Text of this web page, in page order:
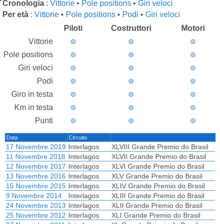
Cronologia : Vittorie • Pole positions • Giri veloci
Per età : Vittorie • Pole positions • Podi • Giri veloci
Piloti
Costruttori
Motori
Vittorie
Pole positions
Giri veloci
Podi
Giro in testa
Km in testa
Punti
Data Circuito
17 Novembre 2019 Interlagos
XLVIII Grande Premio do Brasil
11 Novembre 2018 Interlagos
XLVII Grande Premio do Brasil
12 Novembre 2017 Interlagos
XLVI Grande Premio do Brasil
13 Novembre 2016 Interlagos
XLV Grande Premio do Brasil
15 Novembre 2015 Interlagos
XLIV Grande Premio do Brasil
9 Novembre 2014
Interlagos
XLIII Grande Premio do Brasil
24 Novembre 2013 Interlagos
XLII Grande Premio do Brasil
25 Novembre 2012 Interlagos
XLI Grande Premio do Brasil